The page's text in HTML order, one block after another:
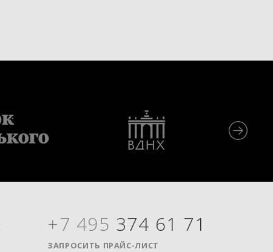
+7 495 374 61 71
ЗАПРОСИТЬ ПРАЙС-ЛИСТ